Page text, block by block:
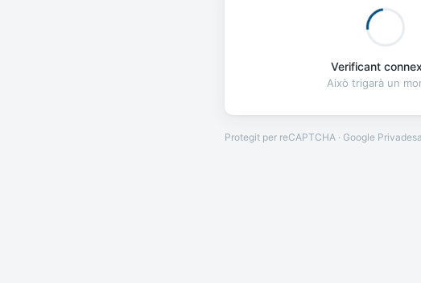
Verificant
Això trigarà un
Protegit per reCAPTCHA · Google Privadesa